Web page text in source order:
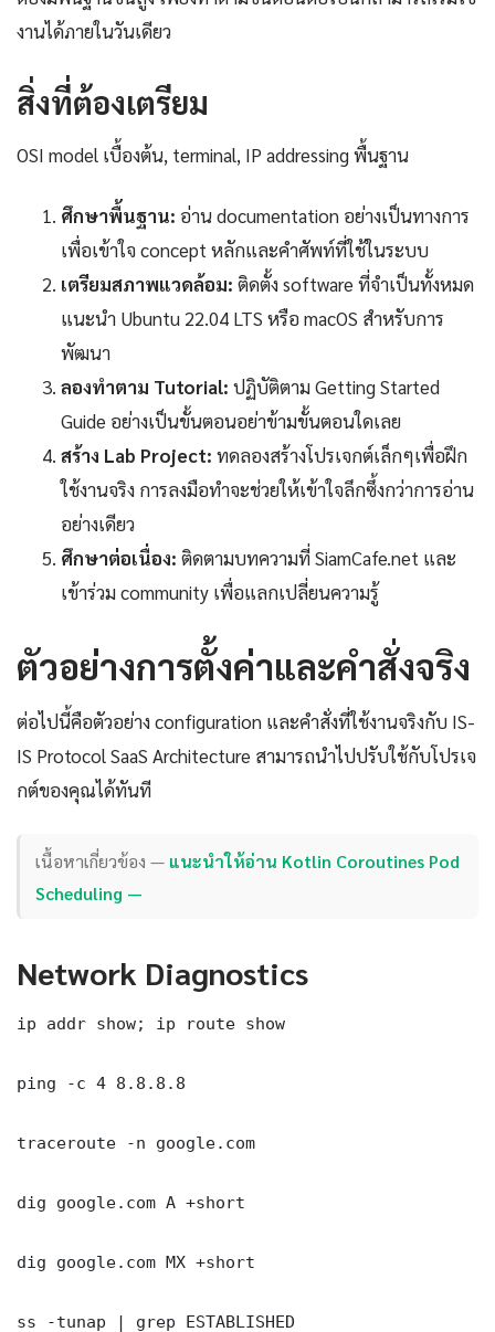
งานได้ภายในวันเดียว
สิ่งที่ต้องเตรียม
OSI model เบื้องต้น, terminal, IP addressing พื้นฐาน
ศึกษาพื้นฐาน: อ่าน documentation อย่างเป็นทางการ
เพื่อเข้าใจ concept หลักและคำศัพท์ที่ใช้ในระบบ
เตรียมสภาพแวดล้อม: ติดตั้ง software ที่จำเป็นทั้งหมด
แนะนำ Ubuntu 22.04 LTS หรือ macOS สำหรับการ
พัฒนา
ลองทำตาม Tutorial: ปฏิบัติตาม Getting Started
Guide อย่างเป็นขั้นตอนอย่าข้ามขั้นตอนใดเลย
สร้าง Lab Project: ทดลองสร้างโปรเจกต์เล็กๆเพื่อฝึก
ใช้งานจริง การลงมือทำจะช่วยให้เข้าใจลึกซึ้งกว่าการอ่าน
อย่างเดียว
ศึกษาต่อเนื่อง: ติดตามบทความที่ SiamCafe.net และ
เข้าร่วม community เพื่อแลกเปลี่ยนความรู้
ตัวอย่างการตั้งค่าและคำสั่งจริง
ต่อไปนี้คือตัวอย่าง configuration และคำสั่งที่ใช้งานจริงกับ IS-
IS Protocol SaaS Architecture สามารถนำไปปรับใช้กับโปรเจ
กต์ของคุณได้ทันที
เนื้อหาเกี่ยวข้อง — แนะนำให้อ่าน Kotlin Coroutines Pod
Scheduling —
Network Diagnostics
ip addr show; ip route show
ping -c 4 8.8.8.8
traceroute -n google.com
dig google.com A +short
dig google.com MX +short
ss -tunap | grep ESTABLISHED